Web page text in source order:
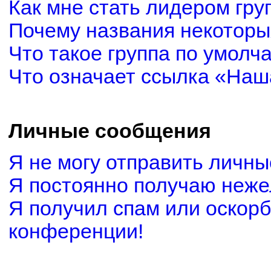
Как мне стать лидером
Почему названия
Что такое группа по
Что означает ссылка
Личные сообщения
Я не могу отправить
Я постоянно получаю
Я получил спам или
конференции!